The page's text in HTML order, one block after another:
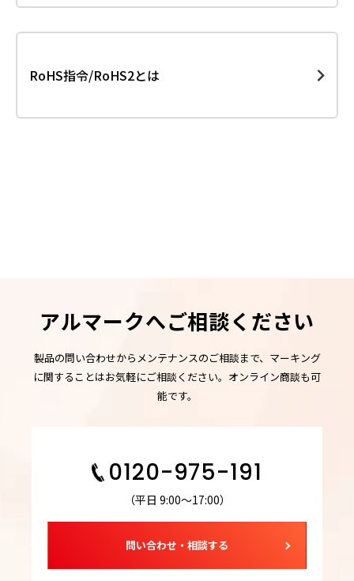
RoHS指令/RoHS2とは
アルマークへご相談ください
製品の問い合わせからメンテナンスのご相談まで、マーキング
に関することはお気軽にご相談ください。オンライン商談も可
能です。
0120-975-191
（平日 9:00～17:00）
問い合わせ・相談する